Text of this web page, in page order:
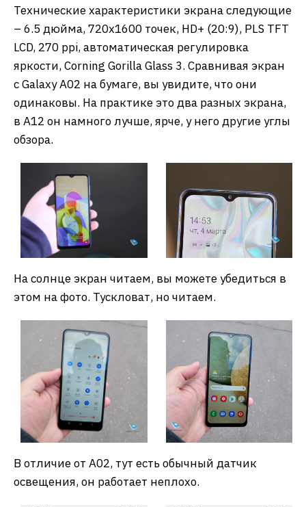
Технические характеристики экрана следующие
– 6.5 дюйма, 720х1600 точек, HD+ (20:9), PLS TFT
LCD, 270 ppi, автоматическая регулировка
яркости, Corning Gorilla Glass 3. Сравнивая экран
с Galaxy A02 на бумаге, вы увидите, что они
одинаковы. На практике это два разных экрана,
в A12 он намного лучше, ярче, у него другие углы
обзора.
На солнце экран читаем, вы можете убедиться в
этом на фото. Тускловат, но читаем.
В отличие от A02, тут есть обычный датчик
освещения, он работает неплохо.